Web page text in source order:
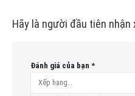
Hãy là người đầu tiên nhận
Đánh giá của bạn *